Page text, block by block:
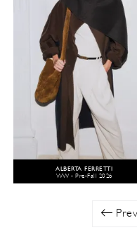
ALBERTA FERRETTI
WW - Pre-Fall 2026